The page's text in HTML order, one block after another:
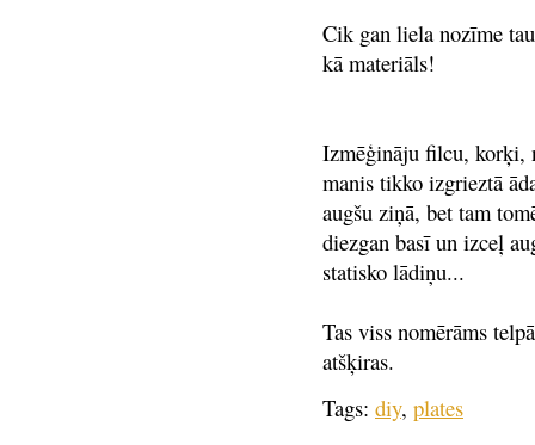
Cik gan liela nozīme
kā materiāls!
Izmēģināju filcu, korķi,
manis tikko izgrieztā
augšu ziņā, bet tam
diezgan basī un izceļ
statisko lādiņu...
Tas viss nomērāms
atšķiras.
Tags: diy, plates